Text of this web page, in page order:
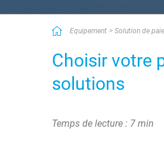
Equipement Solution de
Choisir votre
solutions
Temps de lecture : 7 min